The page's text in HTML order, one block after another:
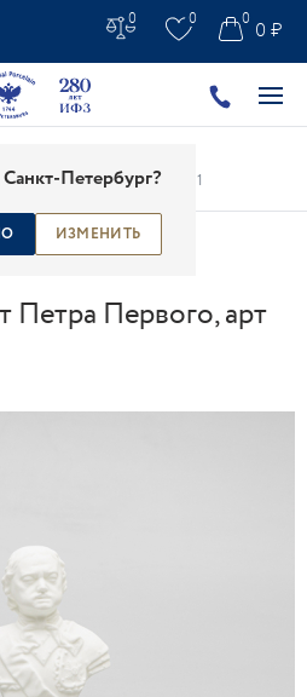
Санкт-Петербург?
ИЗМЕНИТЬ
0 0 0 ₽
0
Первого, арт 82.58776.00.1
Петра Первого, арт